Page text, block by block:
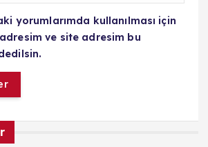
yorumlarımda kullanılması için
ve site adresim bu